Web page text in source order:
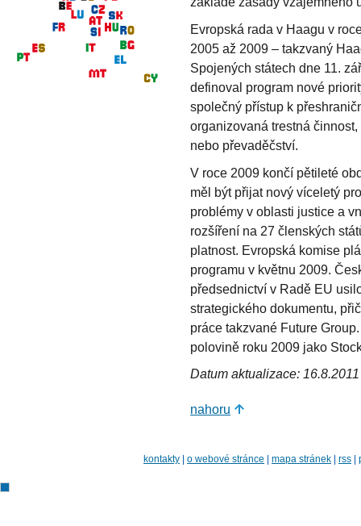
Evropská rada v Haagu v
2005 až 2009 – takzvaný
Spojených státech dne 11.
definoval program nové
společný přístup k
organizovaná trestná
nebo převaděčství.
V roce 2009 končí pětileté
měl být přijat nový víceletý
problémy v oblasti justice a
rozšíření na 27 členských
platnost. Evropská komise
programu v květnu 2009.
předsednictví v Radě EU
strategického dokumentu,
práce takzvané Future
polovině roku 2009 jako
Datum aktualizace:
nahoru
kontakty o webové stránce mapa stránek rss